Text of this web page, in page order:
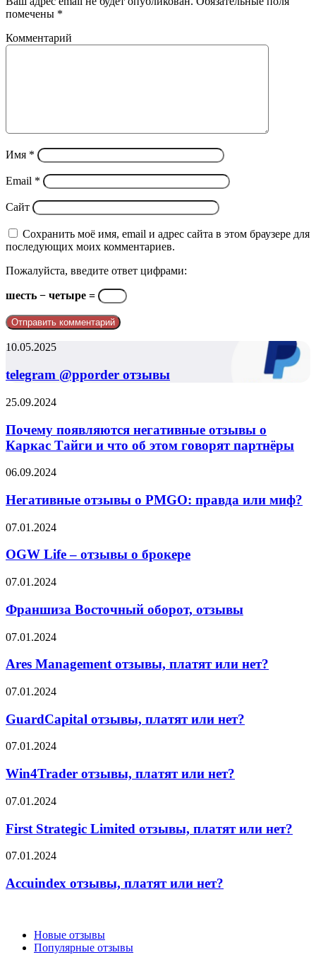
помечены *
Комментарий
Имя *
Email *
Сайт
Сохранить моё имя, email и адрес сайта в этом браузере для
последующих моих комментариев.
Пожалуйста, введите ответ цифрами:
шесть − четыре =
telegram
отзывы
10.05.2025
telegram @pporder отзывы
Почему
негативные
отзывы
о
Тайги
что
этом
партнёры
25.09.2024
Почему появляются негативные отзывы о
Каркас Тайги и что об этом говорят партнёры
Негативные
о
PMGO:
правда
или
миф?
06.09.2024
Негативные отзывы о PMGO: правда или миф?
OGW
–
о
07.01.2024
OGW Life – отзывы о брокере
Франшиза
оборот,
отзывы
07.01.2024
Франшиза Восточный оборот, отзывы
Ares
отзывы,
или
07.01.2024
Ares Management отзывы, платят или нет?
GuardCapital
платят
или
нет?
07.01.2024
GuardCapital отзывы, платят или нет?
Win4Trader
платят
нет?
07.01.2024
Win4Trader отзывы, платят или нет?
First
Limited
отзывы,
платят
нет?
07.01.2024
First Strategic Limited отзывы, платят или нет?
Accuindex
платят
или
07.01.2024
Accuindex отзывы, платят или нет?
Новые отзывы
Популярные отзывы